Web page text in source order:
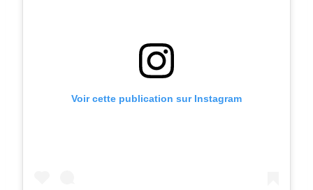
Voir cette publication sur Instagram